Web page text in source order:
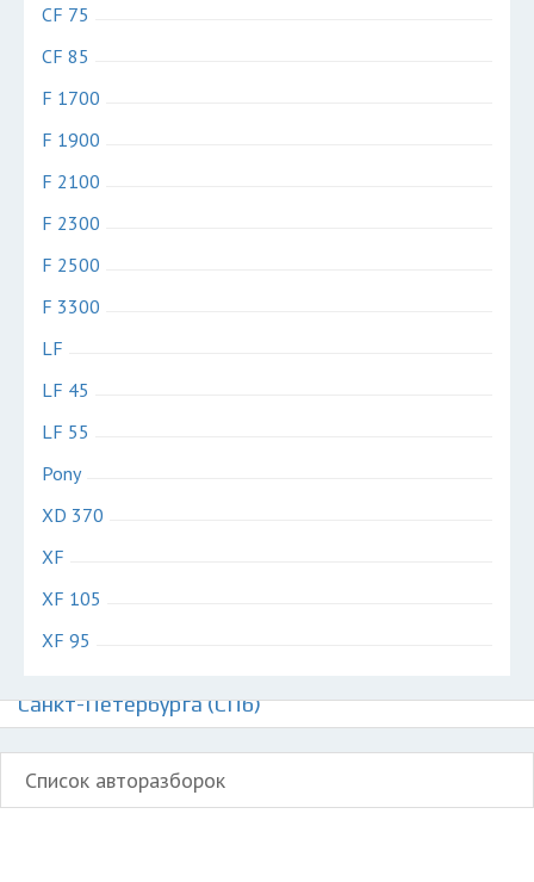
CF 75
CF 85
F 1700
F 1900
F 2100
F 2300
F 2500
F 3300
LF
LF 45
LF 55
Pony
XD 370
XF
XF 105
XF 95
Санкт-Петербурга (СПб)
Список авторазборок